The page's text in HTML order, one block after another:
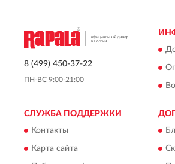
8 (499) 450-37-22
ПН-ВС 9:00-21:00
СЛУЖБА ПОДДЕРЖКИ
Контакты
Карта сайта